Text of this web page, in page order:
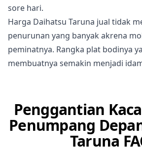
sore hari.
Harga Daihatsu Taruna jual tidak
penurunan yang banyak akrena
peminatnya. Rangka plat bodinya
membuatnya semakin menjadi
Penggantian
Penumpang
Taruna